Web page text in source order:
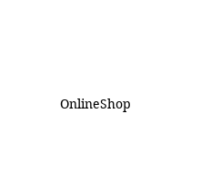
OnlineShop